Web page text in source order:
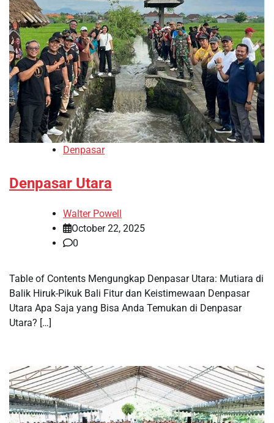
Denpasar
Denpasar Utara
Walter Powell
October 22, 2025
0
Table of Contents Mengungkap Denpasar Utara: Mutiara di
Balik Hiruk-Pikuk Bali Fitur dan Keistimewaan Denpasar
Utara Apa Saja yang Bisa Anda Temukan di Denpasar
Utara? […]